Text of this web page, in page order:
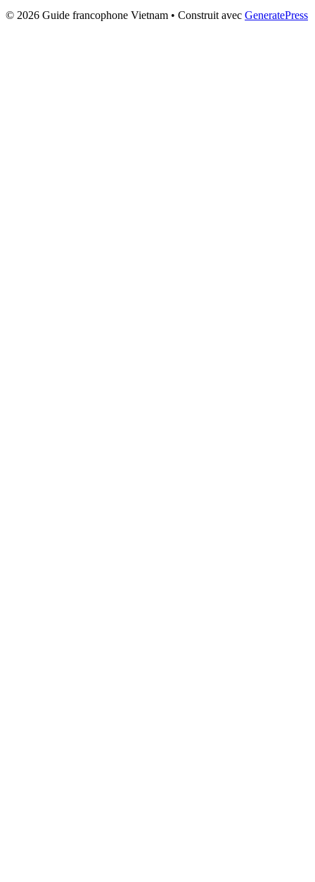
© 2026 Guide francophone Vietnam • Construit avec GeneratePress